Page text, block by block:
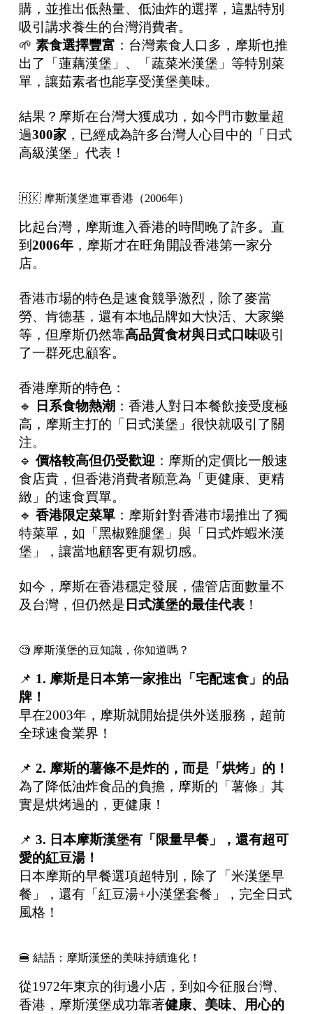
購，並推出低熱量、低油炸的選擇，這點特別
吸引講求養生的台灣消費者。
🌱 素食選擇豐富 ：台灣素食人口多，摩斯也推
出了「蓮藕漢堡」、「蔬菜米漢堡」等特別菜
單，讓茹素者也能享受漢堡美味。
結果？摩斯在台灣大獲成功，如今門市數量超
過300家，已經成為許多台灣人心目中的「日式
高級漢堡」代表！
🇭🇰 摩斯漢堡進軍香港（2006年）
比起台灣，摩斯進入香港的時間晚了許多。直
到 2006年，摩斯才在旺角開設香港第一家分
店。
香港市場的特色是速食競爭激烈，除了麥當
勞、肯德基，還有本地品牌如大快活、大家樂
等，但摩斯仍然靠高品質食材與日式口味吸引
了一群死忠顧客。
香港摩斯的特色：
🔹
日系食物熱潮 ：香港人對日本餐飲接受度極
高，摩斯主打的「日式漢堡」很快就吸引了關
注。
🔹 價格較高但仍受歡迎 ：摩斯的定價比一般速
食店貴，但香港消費者願意為「更健康、更精
緻」的速食買單。
🔹 香港限定菜單：摩斯針對香港市場推出了獨
特菜單，如「黑椒雞腿堡」與「日式炸蝦米漢
堡」，讓當地顧客更有親切感。
如今，摩斯在香港穩定發展，儘管店面數量不
及台灣，但仍然是 日式漢堡的最佳代表！
🧐 摩斯漢堡的豆知識，你知道嗎？
📌 1. 摩斯是日本第一家推出「宅配速食」的品
牌！
早在2003年，摩斯就開始提供外送服務，超前
全球速食業界！
📌 2. 摩斯的薯條不是炸的，而是「烘烤」的！
為了降低油炸食品的負擔，摩斯的「薯條」其
實是烘烤過的，更健康！
📌 3. 日本摩斯漢堡有「限量早餐」，還有超可
愛的紅豆湯！
日本摩斯的早餐選項超特別，除了「米漢堡早
餐」，還有「紅豆湯+小漢堡套餐」，完全日式
風格！
🍔 結語：摩斯漢堡的美味持續進化！
從1972年東京的街邊小店，到如今征服台灣、
香港，摩斯漢堡成功靠著健康、美味、用心的